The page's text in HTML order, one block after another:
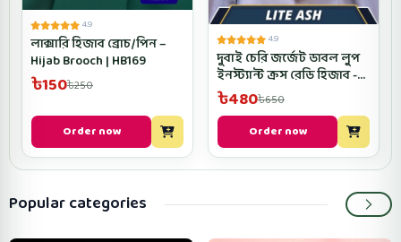
4.9
লাক্সারি হিজাব ব্রোচ/পিন –
Hijab Brooch | HB169
৳150৳250
Order now
4.9
দুবাই চেরি জর্জেট ডাবল লুপ
ইনস্ট্যান্ট ক্রস রেডি হিজাব -
D3CROSRH- lite ash Color
৳480৳650
Order now
Popular categories